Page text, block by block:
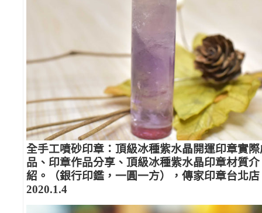
全手工噴砂印章：頂級冰種紫水晶開運印章實際
品、印章作品分享、頂級冰種紫水晶印章材質介
紹。（銀行印鑑，一圓一方），傳家印章台北店
2020.1.4